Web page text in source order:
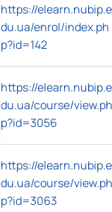
https://elearn.nubip.e
du.ua/enrol/index.ph
p?id=142
https://elearn.nubip.e
du.ua/course/view.ph
p?id=3056
https://elearn.nubip.e
du.ua/course/view.ph
p?id=3063